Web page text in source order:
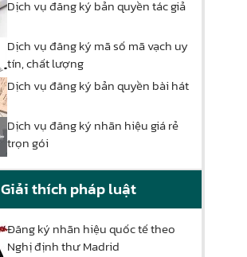
Dịch vụ đăng ký bản quyền tác giả
Dịch vụ đăng ký mã số mã vạch uy
tín, chất lượng
Dịch vụ đăng ký bản quyền bài hát
Dịch vụ đăng ký nhãn hiệu giá rẻ
trọn gói
Giải thích pháp luật
Đăng ký nhãn hiệu quốc tế theo
Nghị định thư Madrid